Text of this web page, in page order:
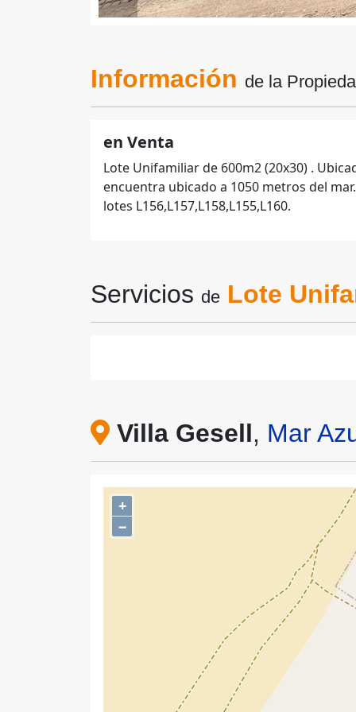
Información de la
en Venta
Lote Unifamiliar de 600m2 (20x30) .
encuentra ubicado a 1050 metros del
lotes L156,L157,L158,L155,L160.
Servicios de Lote
Villa Gesell, Mar
+
−